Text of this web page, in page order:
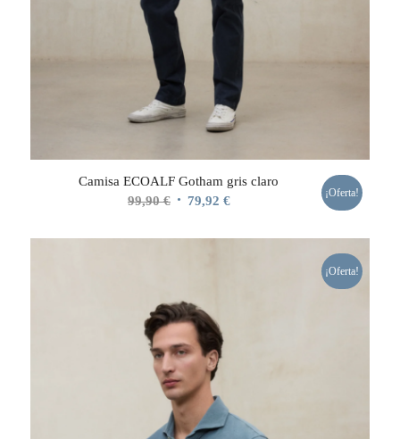
Camisa ECOALF Gotham gris claro
99,90€ El
original
79,92 €El
actual
¡Oferta!
¡Oferta!